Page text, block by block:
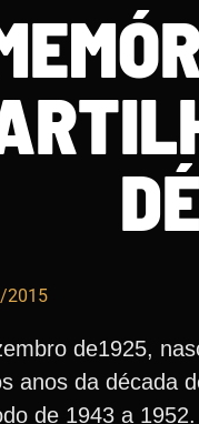
2015
de1925,
anos da década
de 1943 a 1952.